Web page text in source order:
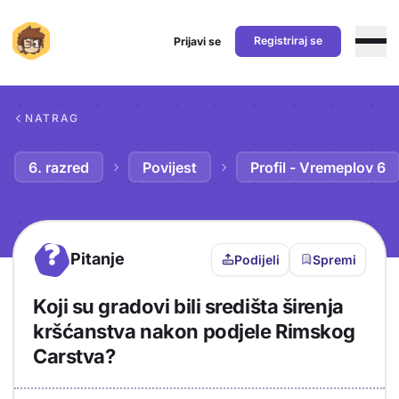
Prijavi se Registriraj se
NATRAG
6. razred Povijest Profil - Vremeplov 6
? Pitanje Podijeli Spremi
Koji su gradovi bili središta širenja
kršćanstva nakon podjele Rimskog
Carstva?